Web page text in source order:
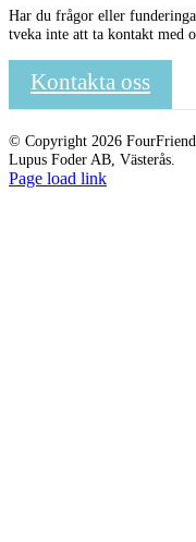
Har du frågor eller
tveka inte att ta kontakt med
Kontakta oss
© Copyright 2026
Lupus Foder AB, Västerås.
Page load link